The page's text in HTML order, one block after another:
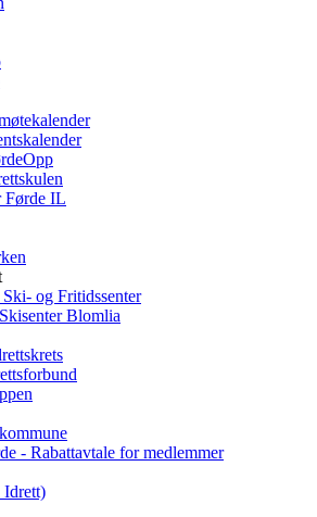
Førde IL
og Fritidssenter
Blomlia
- Rabattavtale for medlemmer